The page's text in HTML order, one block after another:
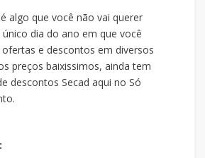
é algo que você não vai querer
dia do ano em que você
e descontos em diversos
preços baixissimos, ainda tem
descontos Secad aqui no Só